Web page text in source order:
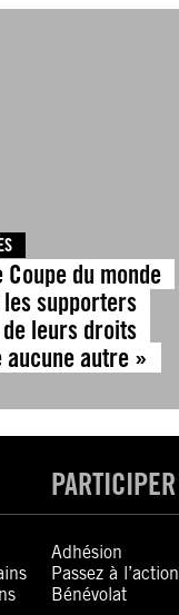
Coupe du monde
supporters
de leurs droits
aucune autre »
PARTICIPER
Adhésion
Passez à l’action
Bénévolat